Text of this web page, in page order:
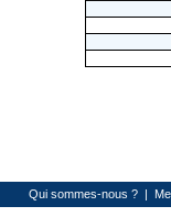
Qui sommes-nous ? |